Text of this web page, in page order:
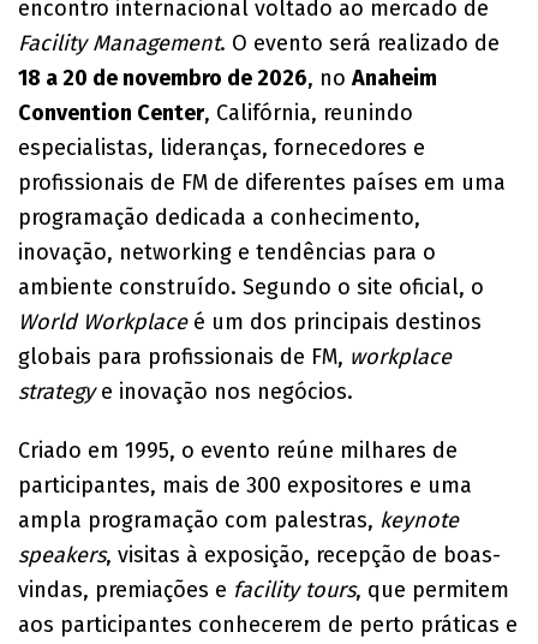
encontro internacional voltado ao mercado de
Facility Management. O evento será realizado de
18 a 20 de novembro de 2026, noAnaheim
Convention Center, Califórnia, reunindo
especialistas, lideranças, fornecedores e
profissionais de FM de diferentes países em uma
programação dedicada a conhecimento,
inovação, networking e tendências para o
ambiente construído. Segundo o site oficial, o
World Workplaceé um dos principais destinos
globais para profissionais de FM, workplace
strategye inovação nos negócios.
Criado em 1995, o evento reúne milhares de
participantes, mais de 300 expositores e uma
ampla programação com palestras, keynote
speakers, visitas à exposição, recepção de boas-
vindas, premiações e facility tours, que permitem
aos participantes conhecerem de perto práticas e